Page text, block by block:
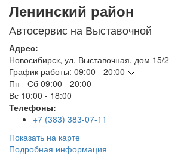
Ленинский район
Автосервис на Выставочной
Адрес:
Новосибирск, ул. Выставочная, дом 15/2
График работы: 09:00 - 20:00
Пн - Сб 09:00 - 20:00
Вс 10:00 - 18:00
Телефоны:
+7 (383) 383-07-11
Показать на карте
Подробная информация